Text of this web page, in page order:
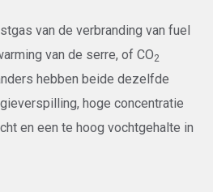
van de verbranding van fuel
van de serre, of CO2
hebben beide dezelfde
hoge concentratie
en een te hoog vochtgehalte in